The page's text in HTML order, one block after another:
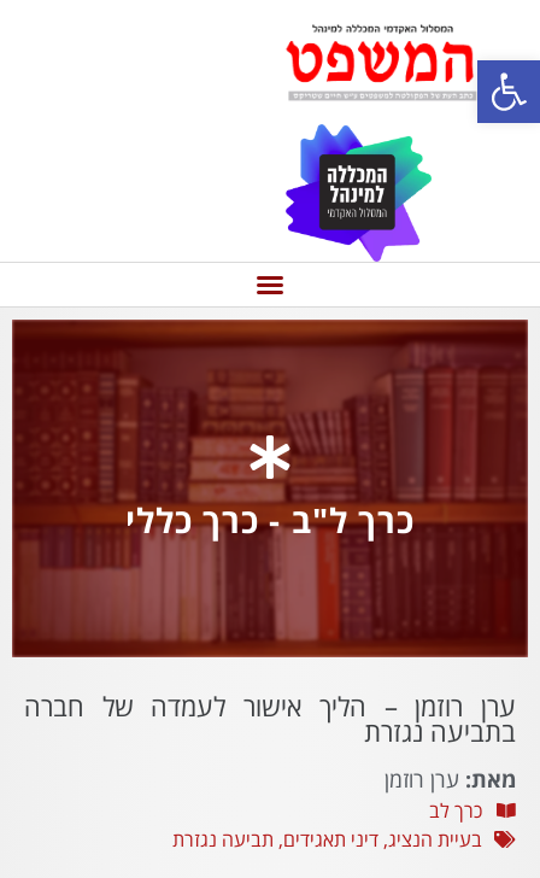
פתח סרגל נגישות
כרך ל"ב - כרך כללי
ערן רוזמן – הליך אישור לעמדה של חברה
בתביעה נגזרת
מאת: ערן רוזמן
כרך לב
בעיית הנציג, דיני תאגידים, תביעה נגזרת